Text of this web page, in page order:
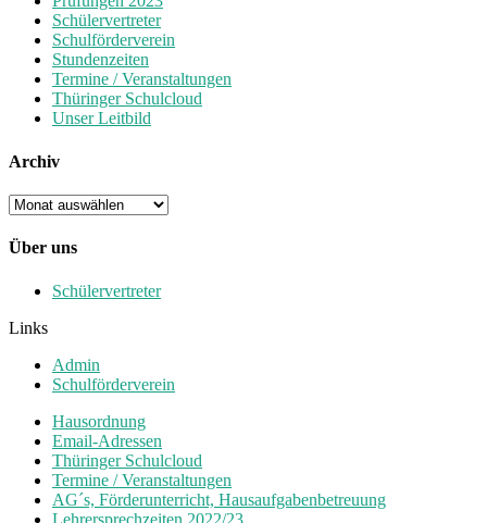
Schülervertreter
Schulförderverein
Stundenzeiten
Termine / Veranstaltungen
Thüringer Schulcloud
Unser Leitbild
Archiv
Archiv
Über uns
Schülervertreter
Links
Admin
Schulförderverein
Hausordnung
Email-Adressen
Thüringer Schulcloud
Termine / Veranstaltungen
AG´s, Förderunterricht, Hausaufgabenbetreuung
Lehrersprechzeiten 2022/23